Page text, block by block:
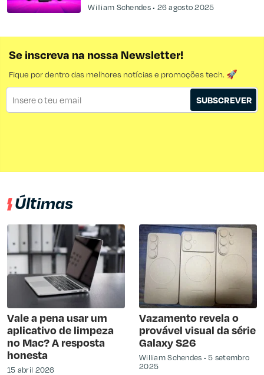
William Schendes 26 agosto 2025
Se inscreva na nossa Newsletter!
Fique por dentro das melhores notícias e promoções tech. 🚀
SUBSCREVER
Últimas
Vale a pena usar um
aplicativo de limpeza
no Mac? A resposta
honesta
15 abril 2026
Vazamento revela o
provável visual da série
Galaxy S26
William Schendes
5 setembro
2025